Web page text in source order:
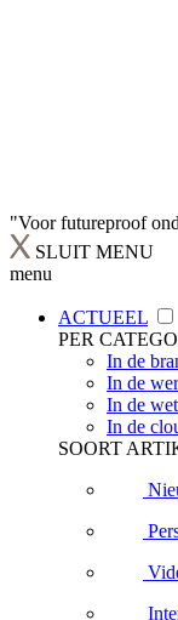
"Voor futureproof
SLUIT MENU
menu
ACTUEEL
PER
In de
In de
In de wet
In de
SOORT